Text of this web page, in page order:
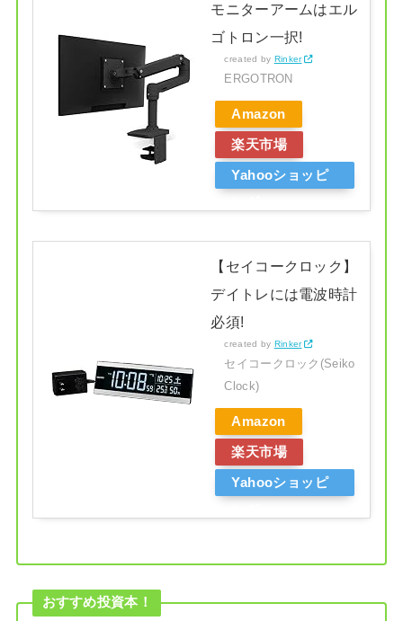
モニターアームはエル
ゴトロン一択!
created by Rinker
ERGOTRON
Amazon
楽天市場
Yahooショッピ
【セイコークロック】
デイトレには電波時計
必須!
created by Rinker
セイコークロック(Seiko
Clock)
Amazon
楽天市場
Yahooショッピ
おすすめ投資本！